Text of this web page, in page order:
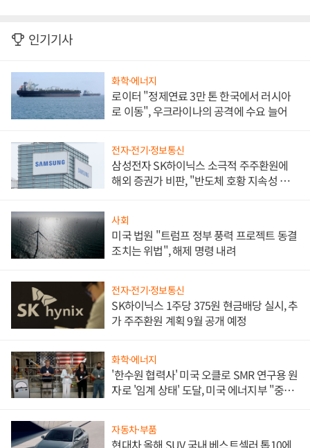
인기기사
화학·에너지
로이터 "정제연료 3만 톤 한국에서 러시아
로 이동", 우크라이나의 공격에 수요 늘어
전자·전기·정보통신
삼성전자 SK하이닉스 소극적 주주환원에
해외 증권가 비판, "반도체 호황 지속성 의
사회
미국 법원 "트럼프 정부 풍력 프로젝트 동결
조치는 위법", 해제 명령 내려
전자·전기·정보통신
SK하이닉스 1주당 375원 현금배당 실시, 추
가 주주환원 계획 9월 공개 예정
화학·에너지
'한수원 협력사' 미국 오클로 SMR 연구용 원
자로 '임계 상태' 도달, 미국 에너지부 "중요
자동차·부품
현대차 올해 SUV 국내 베스트셀러 톱10에